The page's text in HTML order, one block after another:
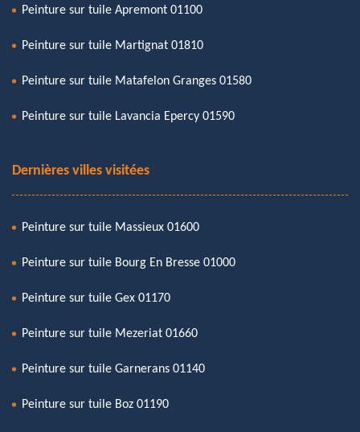
Peinture sur tuile Apremont 01100
Peinture sur tuile Martignat 01810
Peinture sur tuile Matafelon Granges 01580
Peinture sur tuile Lavancia Epercy 01590
Dernières villes visitées
Peinture sur tuile Massieux 01600
Peinture sur tuile Bourg En Bresse 01000
Peinture sur tuile Gex 01170
Peinture sur tuile Mezeriat 01660
Peinture sur tuile Garnerans 01140
Peinture sur tuile Boz 01190